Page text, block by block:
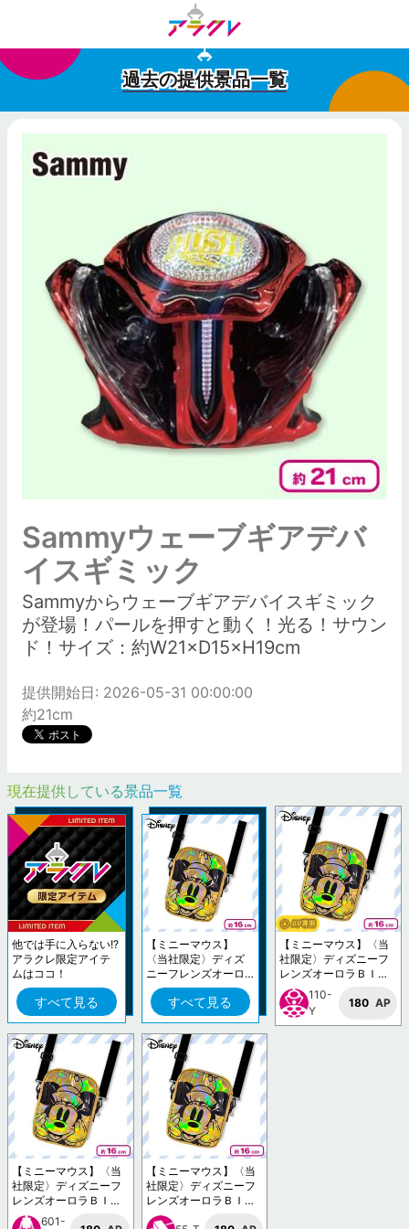
過去の提供景品一覧
Sammyウェーブギアデバ
イスギミック
Sammyからウェーブギアデバイスギミック
が登場！パールを押すと動く！光る！サウン
ド！サイズ：約W21×D15×H19cm
提供開始日: 2026-05-31 00:00:00
約21cm
現在提供している景品一覧
他では手に入らない!?
アラクレ限定アイテ
ムはココ！
すべて見る
【ミニーマウス】
〈当社限定〉ディズ
ニーフレンズオーロ
ラＢＩＧポーチ
すべて見る
【ミニーマウス】〈当
社限定〉ディズニーフ
レンズオーロラＢＩＧ
ポーチ110-
Y
180 AP
【ミニーマウス】〈当
社限定〉ディズニーフ
レンズオーロラＢＩＧ
ポーチ601-
【ミニーマウス】〈当
社限定〉ディズニーフ
レンズオーロラＢＩＧ
ポーチ